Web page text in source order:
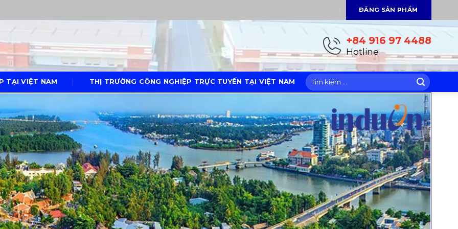
ĐĂNG SẢN PHẨM
+84 916 97 4488
Hotline
TẠI VIỆT NAM THỊ TRƯỜNG CÔNG NGHIỆP TRỰC TUYẾN TẠI VIỆT NAM